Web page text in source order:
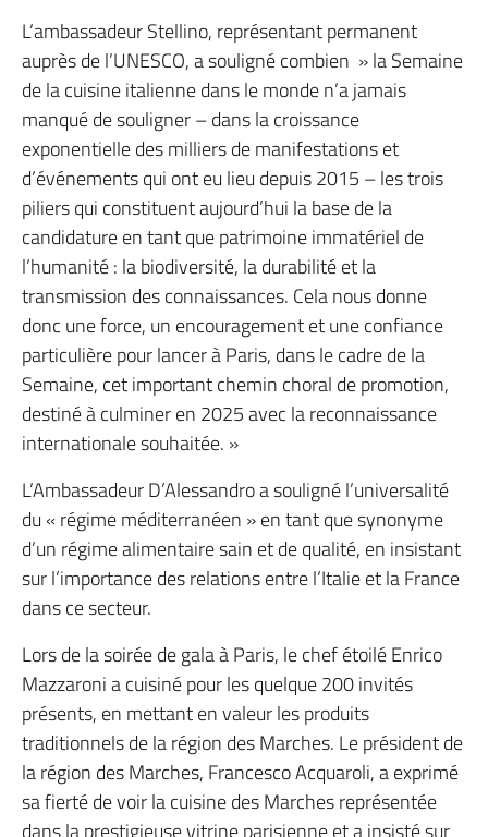
L’ambassadeur Stellino, représentant permanent
auprès de l’UNESCO, a souligné combien » la Semaine
de la cuisine italienne dans le monde n’a jamais
manqué de souligner – dans la croissance
exponentielle des milliers de manifestations et
d’événements qui ont eu lieu depuis 2015 – les trois
piliers qui constituent aujourd’hui la base de la
candidature en tant que patrimoine immatériel de
l’humanité : la biodiversité, la durabilité et la
transmission des connaissances. Cela nous donne
donc une force, un encouragement et une confiance
particulière pour lancer à Paris, dans le cadre de la
Semaine, cet important chemin choral de promotion,
destiné à culminer en 2025 avec la reconnaissance
internationale souhaitée. »
L’Ambassadeur D’Alessandro a souligné l’universalité
du « régime méditerranéen » en tant que synonyme
d’un régime alimentaire sain et de qualité, en insistant
sur l’importance des relations entre l’Italie et la France
dans ce secteur.
Lors de la soirée de gala à Paris, le chef étoilé Enrico
Mazzaroni a cuisiné pour les quelque 200 invités
présents, en mettant en valeur les produits
traditionnels de la région des Marches. Le président de
la région des Marches, Francesco Acquaroli, a exprimé
sa fierté de voir la cuisine des Marches représentée
dans la prestigieuse vitrine parisienne et a insisté sur